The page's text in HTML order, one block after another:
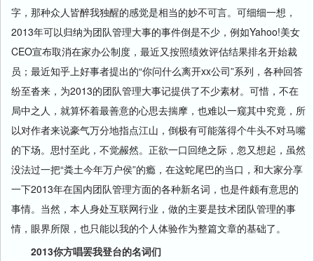
字，那种众人皆醉我独醒的感觉是相当的妙不可言。可细细一想，
2013年可以归纳为团队管理大事的事件倒是不少，例如Yahoo!美女
CEO宣布取消在家办公制度，最近又按照绩效评估结果排名开始裁
员；最近知乎上好事者提出的“你问什么离开xx公司”系列，各种回答
纷至沓来，为2013的团队管理大事记提供了不少素材。可惜，不在
局中之人，就算怀着最善意的心思去揣摩，也难以一窥其中究竟，所
以对作者来说豪气万分地指点江山，倒极有可能落得个牛头不对马嘴
的下场。思忖至此，不觉赧然。正欲一口回绝之际，忽又想起，虽然
没法过一把“粪土今年万户侯”的瘾，在这蛇尾巴的当口，和大家分享
一下2013年在国内团队管理方面的各种新名词，也是件颇有意思的
事情。当然，本人身处互联网行业，做的主要是技术团队管理的事
情，眼界所限，也只能以我的个人体验作为整篇文章的基础了。
2013你方唱罢我登台的名词们